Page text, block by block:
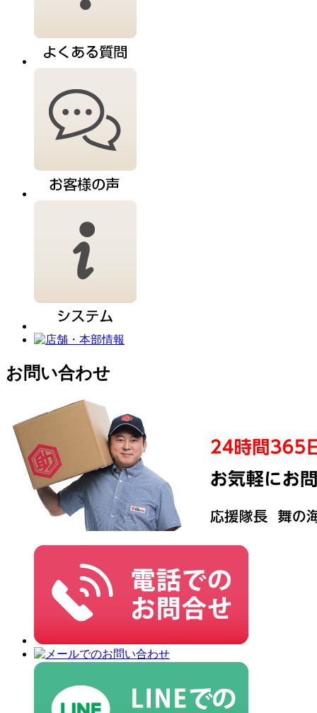
お問い合わせ